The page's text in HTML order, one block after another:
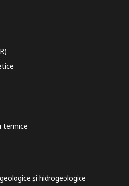
termice
și hidrogeologice